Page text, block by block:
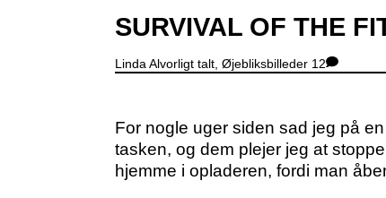
Close
SURVIVAL OF THE
Linda Alvorligt talt Øjebliksbilleder 12
For nogle uger siden sad jeg på
tasken, og dem plejer jeg at
hjemme i opladeren, fordi man